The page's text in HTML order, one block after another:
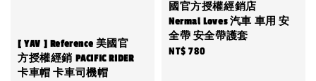
[ YAV ] Reference 美國官
方授權經銷 PACIFIC RIDER
卡車帽 卡車司機帽
國官方授權經銷店
Nermal Loves 汽車 車用 安
全帶 安全帶護套
Regular
NT$ 780